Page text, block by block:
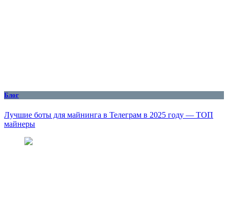
Блог
Лучшие боты для майнинга в Телеграм в 2025 году — ТОП
майнеры